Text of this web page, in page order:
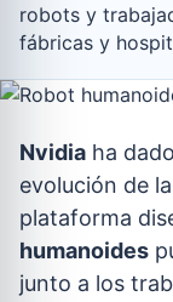
robots y
fábricas y
Nvidia ha
evolución de
plataforma
humanoides
junto a los